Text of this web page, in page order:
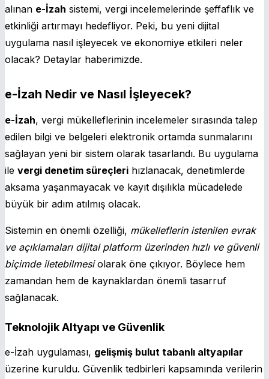
alınan e-İzah sistemi, vergi incelemelerinde şeffaflık ve
etkinliği artırmayı hedefliyor. Peki, bu yeni dijital
uygulama nasıl işleyecek ve ekonomiye etkileri neler
olacak? Detaylar haberimizde.
e-İzah Nedir ve Nasıl İşleyecek?
e-İzah, vergi mükelleflerinin incelemeler sırasında talep
edilen bilgi ve belgeleri elektronik ortamda sunmalarını
sağlayan yeni bir sistem olarak tasarlandı. Bu uygulama
ile vergi denetim süreçleri hızlanacak, denetimlerde
aksama yaşanmayacak ve kayıt dışılıkla mücadelede
büyük bir adım atılmış olacak.
Sistemin en önemli özelliği, mükelleflerin istenilen evrak
ve açıklamaları dijital platform üzerinden hızlı ve güvenli
biçimde iletebilmesiolarak öne çıkıyor. Böylece hem
zamandan hem de kaynaklardan önemli tasarruf
sağlanacak.
Teknolojik Altyapı ve Güvenlik
e-İzah uygulaması, gelişmiş bulut tabanlı altyapılar
üzerine kuruldu. Güvenlik tedbirleri kapsamında verilerin